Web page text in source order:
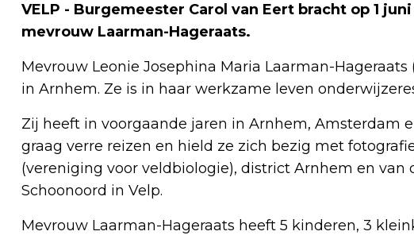
VELP - Burgemeester Carol van Eert bracht op 1
mevrouw Laarman-Hageraats.
Mevrouw Leonie Josephina Maria Laarman-Hageraats
in Arnhem. Ze is in haar werkzame leven
Zij heeft in voorgaande jaren in Arnhem, Amsterdam
graag verre reizen en hield ze zich bezig met
(vereniging voor veldbiologie), district Arnhem en
Schoonoord in Velp.
Mevrouw Laarman-Hageraats heeft 5 kinderen, 3